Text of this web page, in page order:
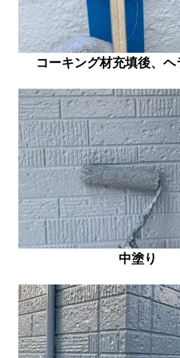
コーキング材充填後、ヘ
中塗り